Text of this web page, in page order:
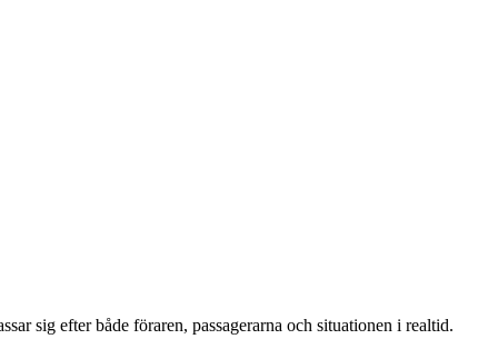
sig efter både föraren, passagerarna och situationen i realtid.